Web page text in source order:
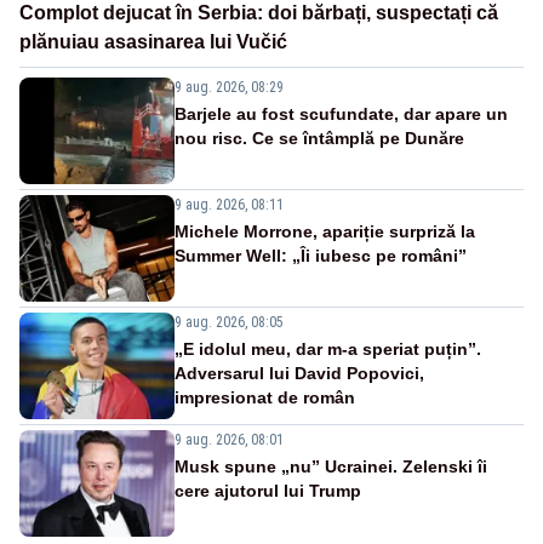
Complot dejucat în Serbia: doi bărbați, suspectați că
plănuiau asasinarea lui Vučić
9 aug. 2026, 08:29
Barjele au fost scufundate, dar apare un
nou risc. Ce se întâmplă pe Dunăre
9 aug. 2026, 08:11
Michele Morrone, apariție surpriză la
Summer Well: „Îi iubesc pe români”
9 aug. 2026, 08:05
„E idolul meu, dar m-a speriat puțin”.
Adversarul lui David Popovici,
impresionat de român
9 aug. 2026, 08:01
Musk spune „nu” Ucrainei. Zelenski îi
cere ajutorul lui Trump